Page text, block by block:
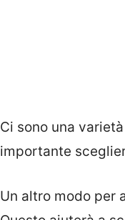
Ci sono una
importante
Un altro modo per